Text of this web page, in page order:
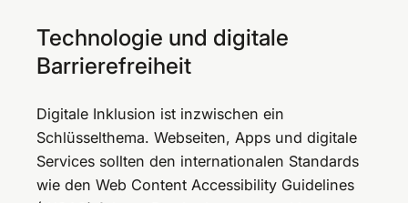
Technologie und digitale
Barrierefreiheit
Digitale Inklusion ist inzwischen ein
Schlüsselthema. Webseiten, Apps und digitale
Services sollten den internationalen Standards
wie den Web Content Accessibility Guidelines